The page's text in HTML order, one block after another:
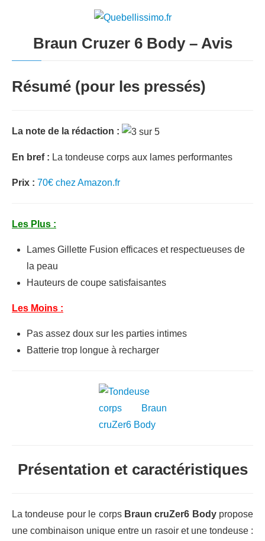
Braun Cruzer 6 Body – Avis
Résumé (pour les pressés)
La note de la rédaction :
En bref : La tondeuse corps aux lames performantes
Prix : 70€ chez Amazon.fr
Les Plus :
Lames Gillette Fusion efficaces et respectueuses de
la peau
Hauteurs de coupe satisfaisantes
Les Moins :
Pas assez doux sur les parties intimes
Batterie trop longue à recharger
Présentation et caractéristiques
La tondeuse pour le corps Braun cruZer6 Bodypropose
une combinaison unique entre un rasoir et une tondeuse :